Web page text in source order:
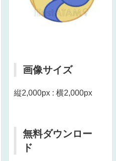
画像サイズ
縦2,000px : 横2,000px
無料ダウンロー
ド